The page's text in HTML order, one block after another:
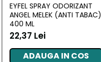
EYFEL SPRAY ODORIZANT
ANGEL MELEK (ANTI TABAC)
400 ML
22,37 Lei
ADAUGA IN COS